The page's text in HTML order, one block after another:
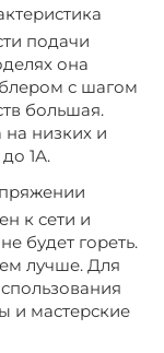
подачи
она
с шагом
большая.
низких и
1А.
к сети и
будет гореть.
лучше. Для
и мастерские